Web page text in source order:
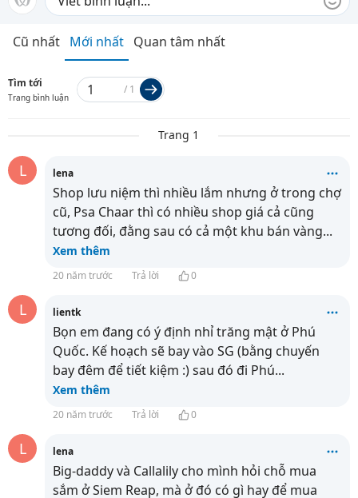
Cũ nhất Mới nhất Quan tâm nhất
Tìm tới
Trang bình luận
/ 1
Trang 1
L lena
Shop lưu niệm thì nhiều lắm nhưng ở trong chợ
cũ, Psa Chaar thì có nhiều shop giá cả cũng
tương đối, đằng sau có cả một khu bán vàng...
Xem thêm
20 năm trước Trả lời 0
L lientk
Bọn em đang có ý định nhỉ trăng mật ở Phú
Quốc. Kế hoạch sẽ bay vào SG (bằng chuyến
bay đêm để tiết kiệm :) sau đó đi Phú...
Xem thêm
20 năm trước Trả lời 0
L lena
Big-daddy và Callalily cho mình hỏi chỗ mua
sắm ở Siem Reap, mà ở đó có gì hay để mua